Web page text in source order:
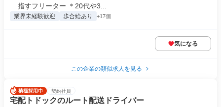
指すフリーター ＊20代や3...
業界未経験歓迎 歩合給あり +17個
気になる
この企業の類似求人を見る
契約社員
宅配トドックのルート配送ドライバー